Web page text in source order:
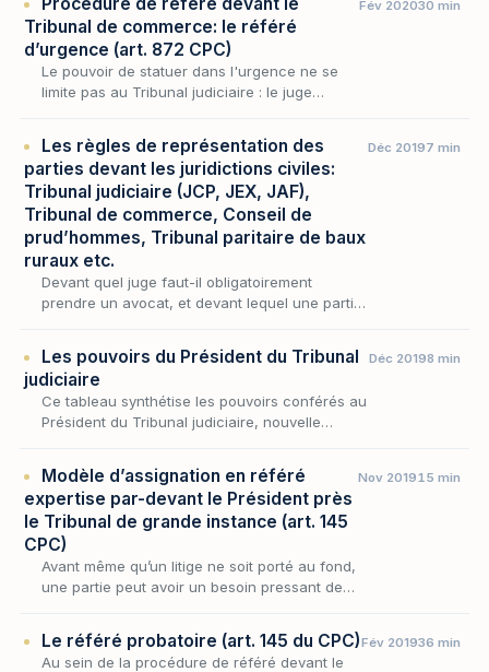
Tribunal de commerce: le référé
d’urgence (art. 872 CPC)
Le pouvoir de statuer dans l'urgence ne se
limite pas au Tribunal judiciaire : le juge
commerciale, par…
Fév 202030 min
Les règles de représentation des
parties devant les juridictions civiles:
Tribunal judiciaire (JCP, JEX, JAF),
Tribunal de commerce, Conseil de
prud’hommes, Tribunal paritaire de baux
ruraux etc.
Devant quel juge faut-il obligatoirement
prendre un avocat, et devant lequel une partie
mêm…
Déc 20197 min
Les pouvoirs du Président du Tribunal
judiciaire
Ce tableau synthétise les pouvoirs conférés au
Président du Tribunal judiciaire, nouvelle
Déc 20198 min
Modèle d’assignation en référé
expertise par-devant le Président près
le Tribunal de grande instance (art. 145
CPC)
Avant même qu’un litige ne soit porté au fond,
une partie peut avoir un besoin pressant de
compta…
Nov 201915 min
Le référé probatoire (art. 145 du CPC)
Au sein de la procédure de référé devant le
Fév 201936 min